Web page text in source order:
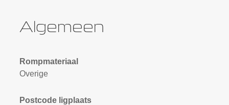
Algemeen
Rompmateriaal
Overige
Postcode ligplaats